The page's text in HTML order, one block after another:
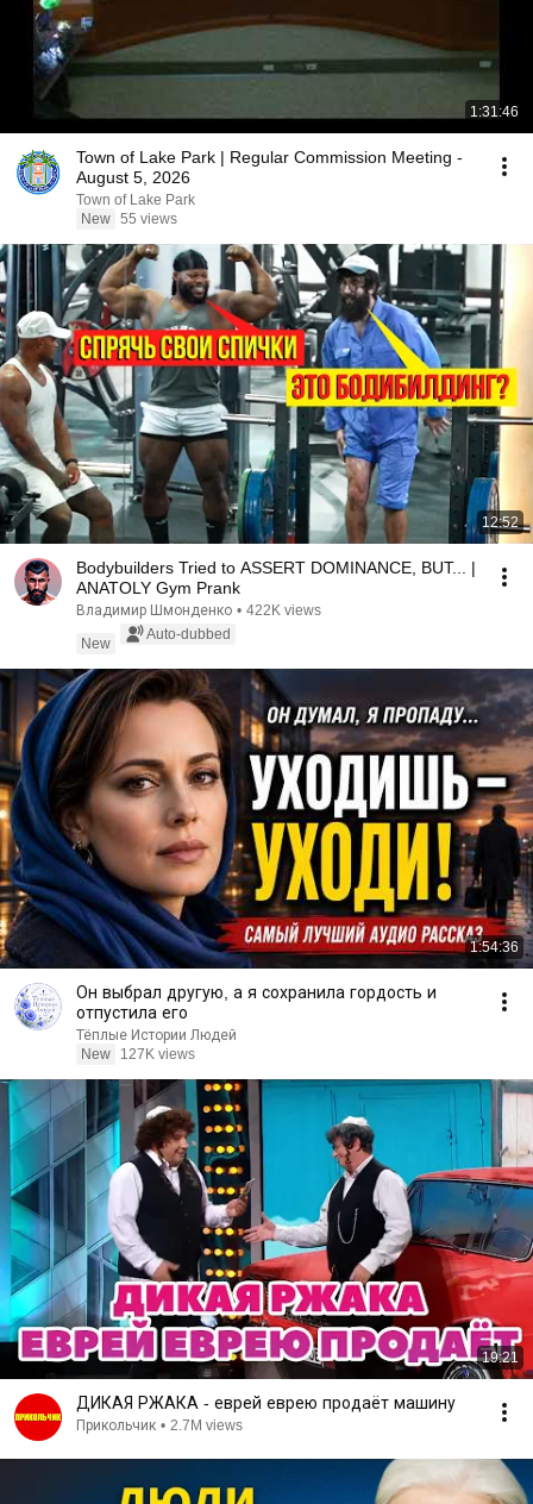
1:31:46
Town of Lake Park | Regular Commission Meeting -
August 5, 2026
Town of Lake Park
New 55 views
12:52
Bodybuilders Tried to ASSERT DOMINANCE, BUT... |
ANATOLY Gym Prank
Владимир Шмонденко • 422K views
New
Auto-dubbed
1:54:36
Он выбрал другую, а я сохранила гордость и
отпустила его
Тёплые Истории Людей
New
127K views
19:21
ДИКАЯ РЖАКА - еврей еврею продаёт машину
Прикольчик • 2.7M views